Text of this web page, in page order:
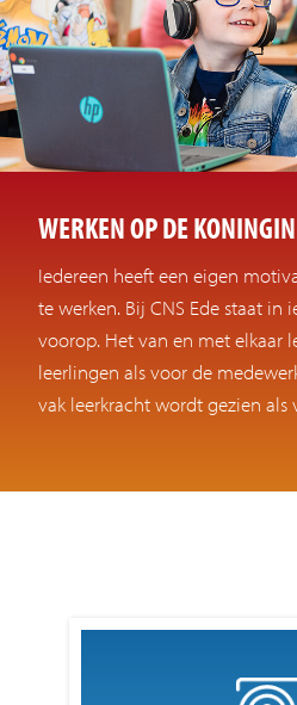
Nieuws
Agenda
Veelgestelde vragen
Contact
WERKEN OP DE
Iedereen heeft een eigen
te werken. Bij CNS Ede staat in
voorop. Het van en met elkaar
leerlingen als voor de
vak leerkracht wordt gezien als